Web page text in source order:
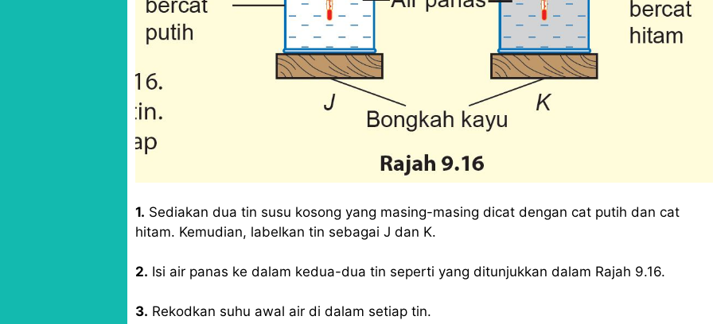
1. Sediakan dua tin susu kosong yang masing-masing dicat dengan cat putih dan cat
hitam. Kemudian, labelkan tin sebagai J dan K.
2. Isi air panas ke dalam kedua-dua tin seperti yang ditunjukkan dalam Rajah 9.16.
3. Rekodkan suhu awal air di dalam setiap tin.